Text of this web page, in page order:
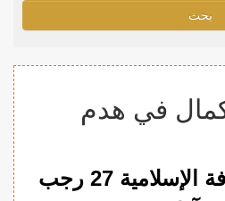
بحث
في هدم
ذكرى هدم الخلافة الإسلامية 27 رجب